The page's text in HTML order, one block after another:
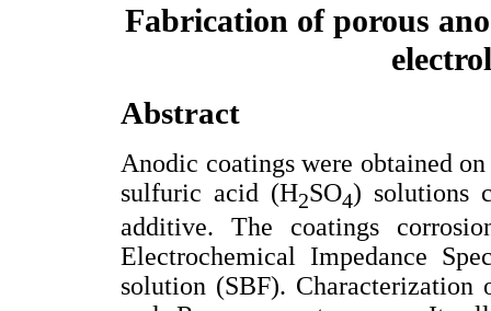
Fabrication of porous
Abstract
Anodic coatings were obtained
sulfuric acid (H2SO4) solutions
additive. The coatings
Electrochemical Impedance
solution (SBF). Characterization